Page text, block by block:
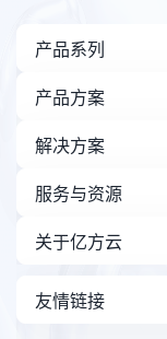
产品系列
产品方案
解决方案
服务与资源
关于亿方云
友情链接